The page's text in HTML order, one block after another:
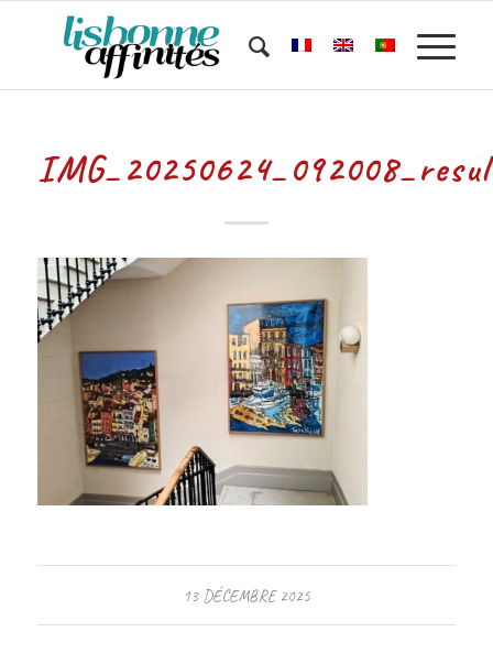
13 DÉCEMBRE 2025